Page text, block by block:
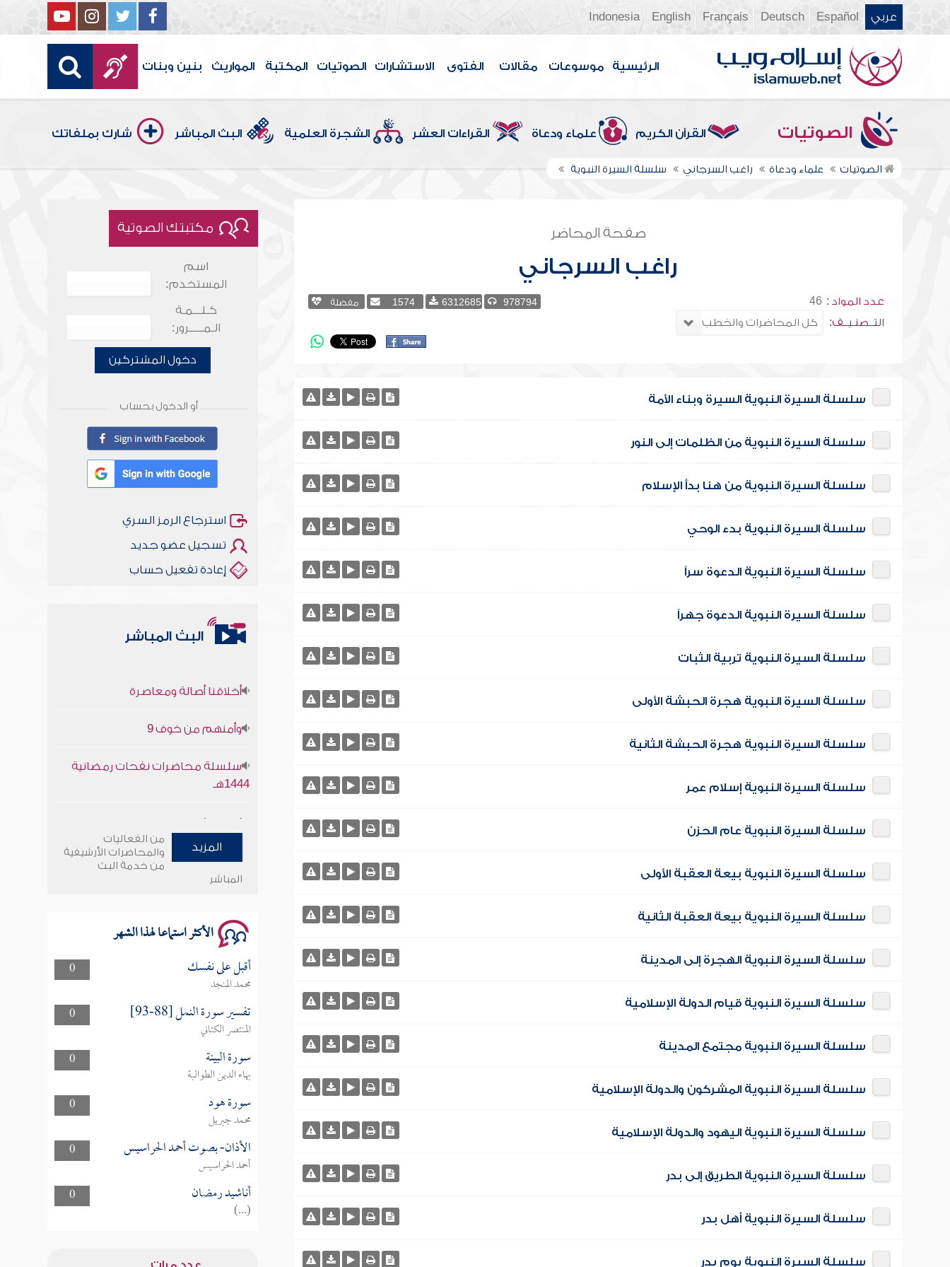
عربي Español
Deutsch
Français
English
Indonesia
الرئيسية موسوعات مقالات الفتوى الاستشارات الصوتيات المكتبة المواريث بنين وبنات
الصوتيات القرآن الكريم علماء ودعاة القراءات العشر الشجرة العلمية البث المباشر شارك بملفاتك
الصوتيات علماء ودعاة راغب السرجاني سلسلة السيرة النبوية
صفحة المحاضر
راغب السرجاني
عدد المواد : 46
التــصنـيــف:
978794
6312685
1574 مفضلة
سلسلة السيرة النبوية السيرة وبناء الأمة
سلسلة السيرة النبوية من الظلمات إلى النور
سلسلة السيرة النبوية من هنا بدأ الإسلام
سلسلة السيرة النبوية بدء الوحي
سلسلة السيرة النبوية الدعوة سراً
سلسلة السيرة النبوية الدعوة جهراً
سلسلة السيرة النبوية تربية الثبات
سلسلة السيرة النبوية هجرة الحبشة الأولى
سلسلة السيرة النبوية هجرة الحبشة الثانية
سلسلة السيرة النبوية إسلام عمر
سلسلة السيرة النبوية عام الحزن
سلسلة السيرة النبوية بيعة العقبة الأولى
سلسلة السيرة النبوية بيعة العقبة الثانية
سلسلة السيرة النبوية الهجرة إلى المدينة
سلسلة السيرة النبوية قيام الدولة الإسلامية
سلسلة السيرة النبوية مجتمع المدينة
سلسلة السيرة النبوية المشركون والدولة الإسلامية
سلسلة السيرة النبوية اليهود والدولة الإسلامية
سلسلة السيرة النبوية الطريق إلى بدر
سلسلة السيرة النبوية أهل بدر
سلسلة السيرة النبوية يوم بدر
مكتبتك الصوتية
اسم
المستخدم:
كـلـــمـة
الـمـــــرور:
دخول المشتركين
أو الدخول بحساب
استرجاع الرمز السري
تسجيل عضو جديد
إعادة تفعيل حساب
البث المباشر
1444هـ
وأمنهم من خوف 9
سلسلة محاضرات نفحات رمضانية
المزيد
من الفعاليات
والمحاضرات الأرشيفية
من خدمة البث
المباشر
الأكثر استماعا لهذا الشهر
0 أقبل على نفسك
محمد المنجد
0
تفسير سورة النمل [88-93]
المنتصر الكتاني
0
سورة البينة
بهاء الدين الطوالبة
0
سورة هود
محمد جبريل
0
الأذان- بصوت أحمد الحراسيس
أحمد الحراسيس
0
أناشيد رمضان
(...)